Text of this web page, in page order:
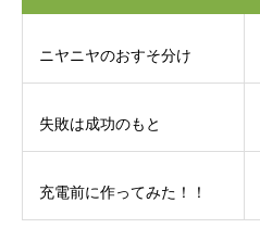
ニヤニヤのおすそ分け
失敗は成功のもと
充電前に作ってみた！！